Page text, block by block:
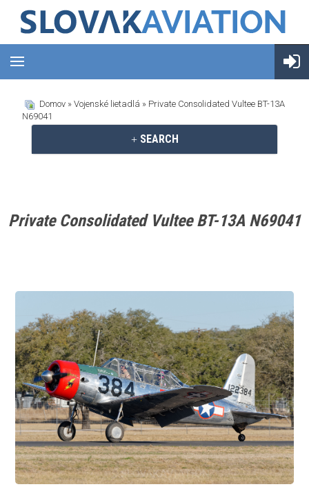
Domov » Vojenské lietadlá » Private Consolidated Vultee BT-13A
N69041
SEARCH
Private Consolidated Vultee BT-13A N69041